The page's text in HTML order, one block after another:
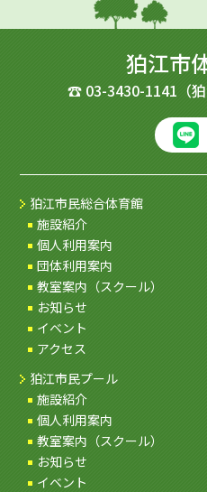
狛江市
☎ 03-3430-1141 （
狛江市民総合体育館
施設紹介
個人利用案内
団体利用案内
教室案内（スクール）
お知らせ
イベント
アクセス
狛江市民プール
施設紹介
個人利用案内
教室案内（スクール）
お知らせ
イベント